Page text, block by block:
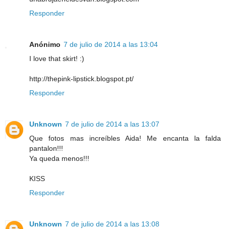
Responder
Anónimo 7 de julio de 2014 a las 13:04
I love that skirt! :)
http://thepink-lipstick.blogspot.pt/
Responder
Unknown 7 de julio de 2014 a las 13:07
Que fotos mas increíbles Aida! Me encanta la falda
pantalon!!!
Ya queda menos!!!
KISS
Responder
Unknown 7 de julio de 2014 a las 13:08